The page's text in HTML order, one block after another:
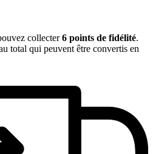
collecter6 points de fidélité.
total qui peuvent être convertis en